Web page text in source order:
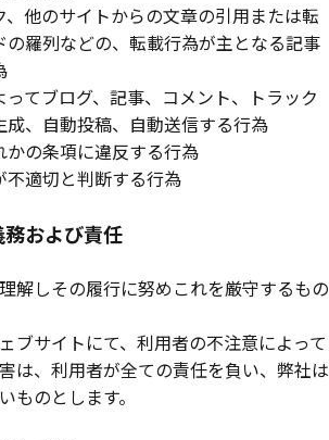
、他のサイトからの文章の引用または転
の羅列などの、転載行為が主となる記事
ってブログ、記事、コメント、トラック
成、自動投稿、自動送信する行為
かの条項に違反する行為
不適切と判断する行為
および責任
解しその履行に努めこれを厳守するもの
ブサイトにて、利用者の不注意によって
は、利用者が全ての責任を負い、弊社は
ものとします。